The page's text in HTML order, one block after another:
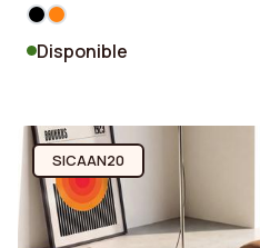
Disponible
SICAAN20